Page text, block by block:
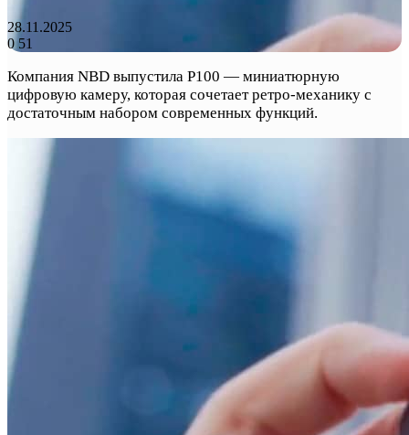
28.11.2025
0 51
Компания NBD выпустила P100 — миниатюрную
цифровую камеру, которая сочетает ретро-механику с
достаточным набором современных функций.